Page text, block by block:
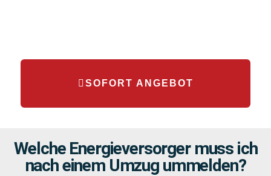
SOFORT ANGEBOT
Welche Energieversorger muss ich
nach einem Umzug ummelden?